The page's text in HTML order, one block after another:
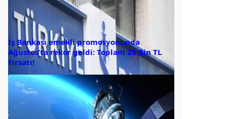
İş Bankası emekli promosyonunda
Ağustos’ta rekor geldi: Toplam 25 Bin TL
Fırsatı!